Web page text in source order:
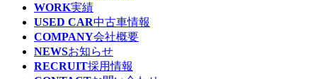
WORK実績
USED CAR中古車情報
COMPANY会社概要
NEWSお知らせ
RECRUIT採用情報